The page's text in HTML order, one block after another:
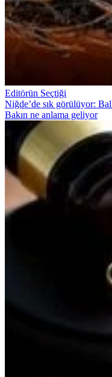
Editörün Seçtiği
Niğde’de sık görülüyor:
Bakın ne anlama geliyor